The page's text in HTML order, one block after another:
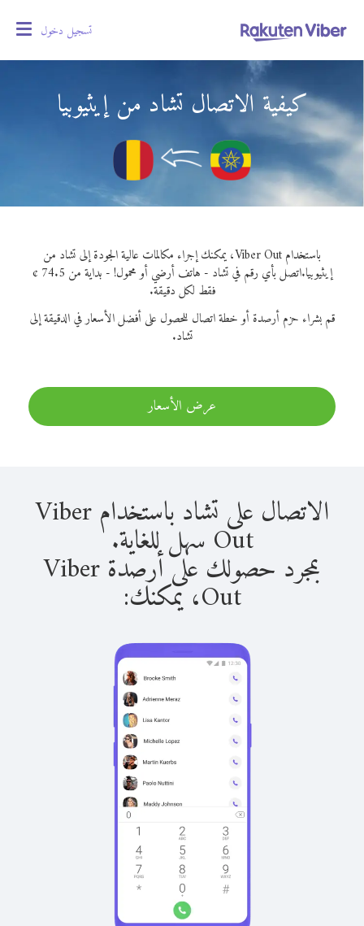
تسجيل دخول
كيفية الاتصال تشاد من إيثيوبيا
باستخدام Viber Out، يمكنك إجراء مكالمات عالية الجودة إلى تشاد من
إيثيوبيا.
اتصل بأي رقم في تشاد - هاتف أرضي أو محمول! - بداية من 74.5 ¢
فقط لكل دقيقة.
قم بشراء حزم أرصدة أو خطة اتصال للحصول على أفضل الأسعار في الدقيقة إلى
تشاد.
عرض الأسعار
الاتصال على تشاد باستخدام Viber
Out سهل للغاية.
بمجرد حصولك على أرصدة Viber
Out، يمكنك: